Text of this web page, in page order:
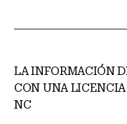
LA INFORMACIÓN
CON UNA
NC